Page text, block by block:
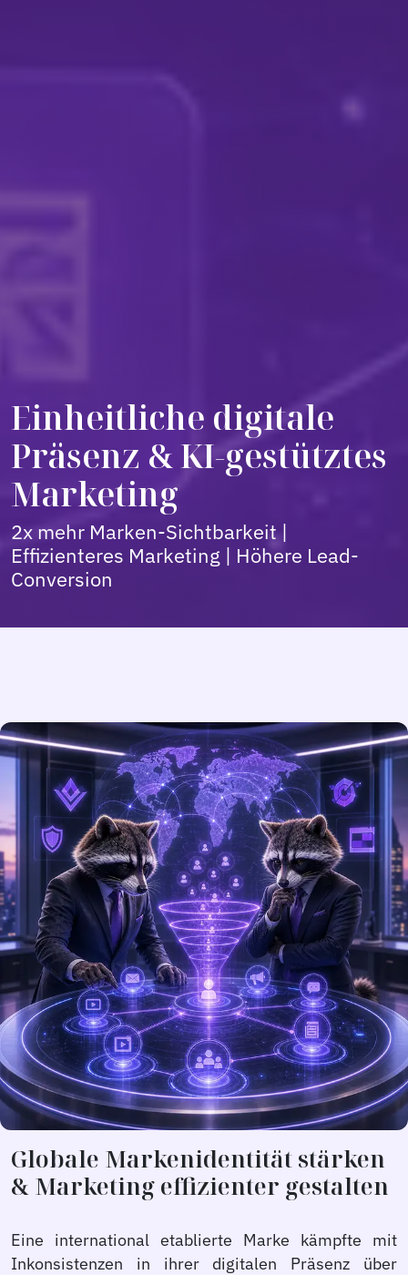
Einheitliche digitale
Präsenz & KI-gestütztes
Marketing
2x mehr Marken-Sichtbarkeit |
Effizienteres Marketing | Höhere Lead-
Conversion
Globale Markenidentität stärken
& Marketing effizienter gestalten
Eine international etablierte Marke kämpfte mit
Inkonsistenzen in ihrer digitalen Präsenz über